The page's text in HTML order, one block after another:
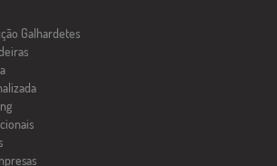
Galhardetes